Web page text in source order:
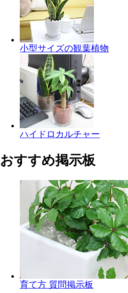
小型サイズの観葉植物
ハイドロカルチャー
おすすめ掲示板
育て方 質問掲示板